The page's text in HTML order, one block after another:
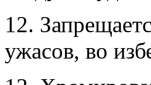
12.
ужасов, во